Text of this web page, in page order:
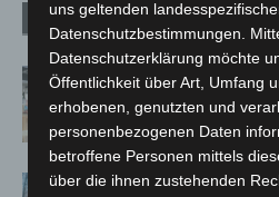
Verwandte Artikel Mehr vom
Kunst trifft
Susann
Jacques’
A2: Zweite
uns geltenden
Datenschutzbestimmungen.
Datenschutzerklärung möchte
Öffentlichkeit über Art, Umfang
erhobenen, genutzten und
personenbezogenen Daten
betroffene Personen mittels
über die ihnen zustehenden